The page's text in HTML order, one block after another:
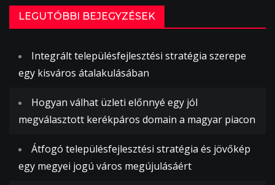
LEGUTÓBBI BEJEGYZÉSEK
Integrált településfejlesztési stratégia szerepe
egy kisváros átalakulásában
Hogyan válhat üzleti előnnyé egy jól
megválasztott kerékpáros domain a magyar piacon
Átfogó településfejlesztési stratégia és jövőkép
egy megyei jogú város megújulásáért